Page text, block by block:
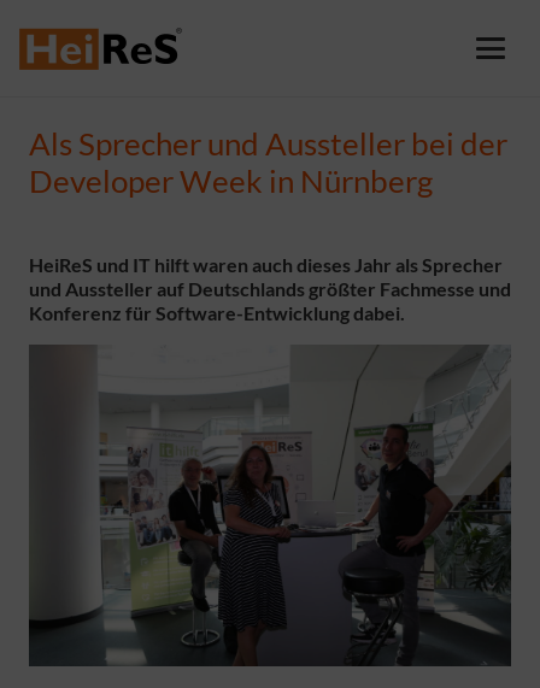
Als Sprecher und Aussteller bei der
Developer Week in Nürnberg
HeiReS und IT hilft waren auch dieses Jahr als Sprecher
und Aussteller auf Deutschlands größter Fachmesse und
Konferenz für Software-Entwicklung dabei.